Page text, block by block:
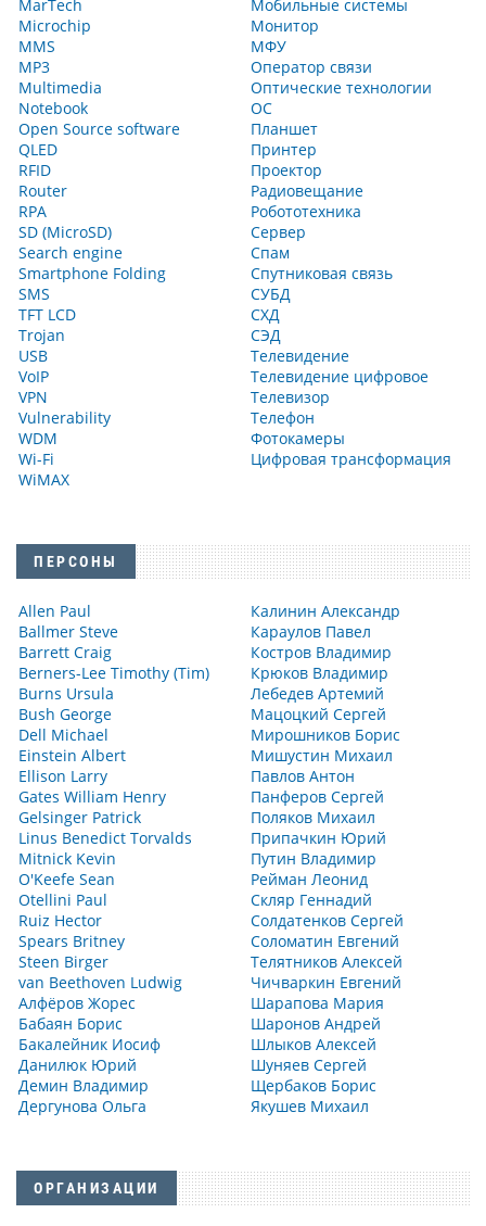
MarTech
Microchip
MMS
MP3
Multimedia
Notebook
Open Source software
QLED
RFID
Router
RPA
SD (MicroSD)
Search engine
Smartphone Folding
SMS
TFT LCD
Trojan
USB
VoIP
VPN
Vulnerability
WDM
Wi-Fi
WiMAX
Мобильные системы
Монитор
МФУ
Оператор связи
Оптические технологии
ОС
Планшет
Принтер
Проектор
Радиовещание
Робототехника
Сервер
Спам
Спутниковая связь
СУБД
СХД
СЭД
Телевидение
Телевидение цифровое
Телевизор
Телефон
Фотокамеры
Цифровая трансформация
ПЕРСОНЫ
Allen Paul
Ballmer Steve
Barrett Craig
Berners-Lee Timothy (Tim)
Burns Ursula
Bush George
Dell Michael
Einstein Albert
Ellison Larry
Gates William Henry
Gelsinger Patrick
Linus Benedict Torvalds
Mitnick Kevin
O'Keefe Sean
Otellini Paul
Ruiz Hector
Spears Britney
Steen Birger
van Beethoven Ludwig
Алфёров Жорес
Бабаян Борис
Бакалейник Иосиф
Данилюк Юрий
Демин Владимир
Дергунова Ольга
Калинин Александр
Караулов Павел
Костров Владимир
Крюков Владимир
Лебедев Артемий
Мацоцкий Сергей
Мирошников Борис
Мишустин Михаил
Павлов Антон
Панферов Сергей
Поляков Михаил
Припачкин Юрий
Путин Владимир
Рейман Леонид
Скляр Геннадий
Солдатенков Сергей
Соломатин Евгений
Телятников Алексей
Чичваркин Евгений
Шарапова Мария
Шаронов Андрей
Шлыков Алексей
Шуняев Сергей
Щербаков Борис
Якушев Михаил
ОРГАНИЗАЦИИ